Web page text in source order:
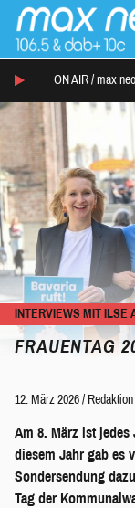
ON AIR / max neo
INTERVIEWS MIT ILSE
FRAUENTAG
12. März 2026 / Redaktion
Am 8. März ist
diesem Jahr gab es
Sondersendung
Tag der